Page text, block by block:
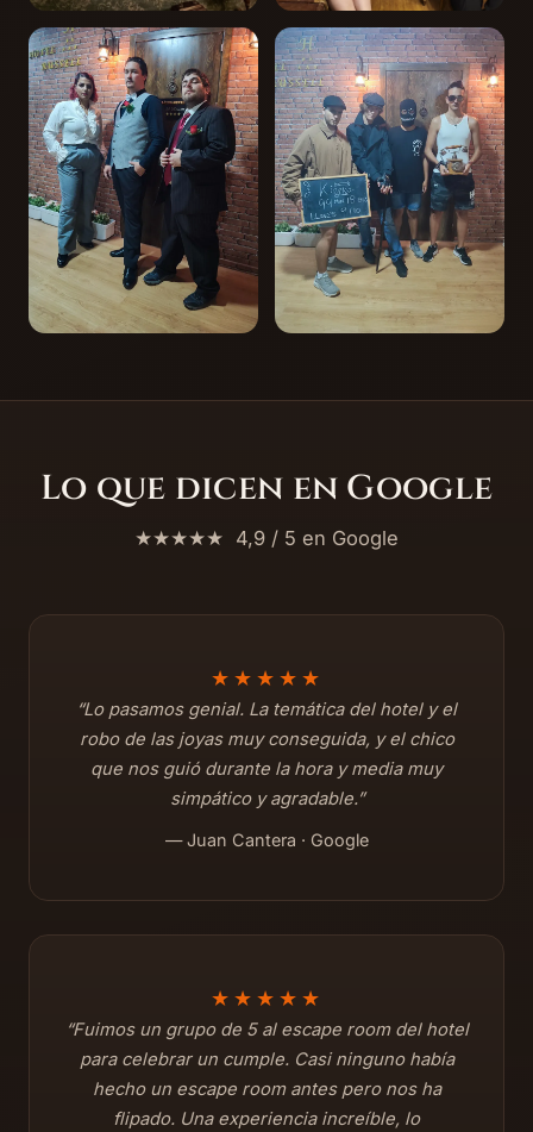
Lo que dicen en Google
★★★★★ 4,9 / 5 en Google
★★★★★
“Lo pasamos genial. La temática del hotel y el
robo de las joyas muy conseguida, y el chico
que nos guió durante la hora y media muy
simpático y agradable.”
— Juan Cantera · Google
★★★★★
“Fuimos un grupo de 5 al escape room del hotel
para celebrar un cumple. Casi ninguno había
hecho un escape room antes pero nos ha
flipado. Una experiencia increíble, lo